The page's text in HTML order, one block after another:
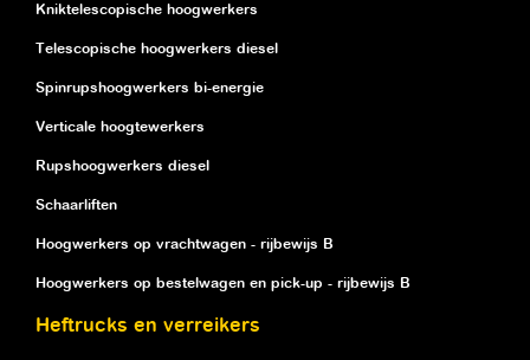
Kniktelescopische hoogwerkers
Telescopische hoogwerkers diesel
Spinrupshoogwerkers bi-energie
Verticale hoogtewerkers
Rupshoogwerkers diesel
Schaarliften
Hoogwerkers op vrachtwagen - rijbewijs B
Hoogwerkers op bestelwagen en pick-up - rijbewijs B
Heftrucks en verreikers